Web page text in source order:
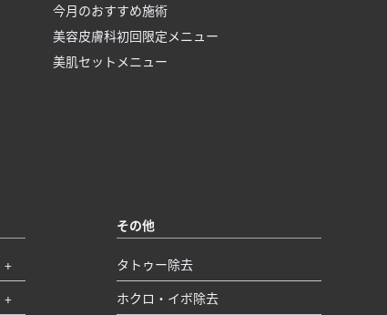
今月のおすすめ施術
美容皮膚科初回限定メニュー
美肌セットメニュー
その他
タトゥー除去
ホクロ・イボ除去